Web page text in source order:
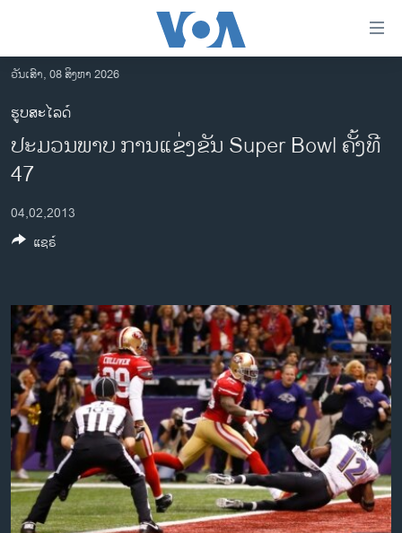
ເຂົ້າ
ຫາ
ຂ້າມ
ຂ້າມ
ຂ້າມ
ຫາ
ຊອກ
ລາວ
ອາເມຣິກາ
ຂ່າວ​ຈີນ
ອິດສະຫຼະພາບດ້ານການຂ່າວ
ຊີວິດຊາວລາວ
ຊຸມຊົນຊາວລາວ
ວິທະຍາສາດ-ເທັກໂນໂລຈີ
ທຸລະກິດ
ພາສາອັງກິດ
ວີດີໂອ
ວັນເສົາ, 08 ສິງຫາ 2026
ຮູບສະໄລດ໌
ປະມວນພາບ ການແຂ່ງຂັນ Super Bowl ຄັ້ງທີ
47
04,02,2013
ແຊຣ໌